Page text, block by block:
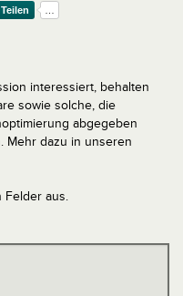
interessiert, behalten
sowie solche, die
abgegeben
Mehr dazu in unseren
Felder aus.